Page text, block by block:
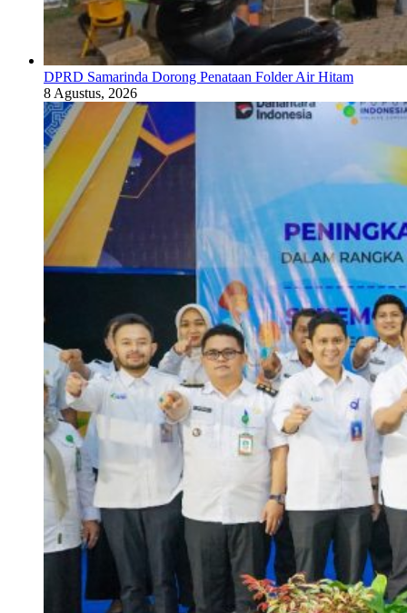
DPRD Samarinda Dorong Penataan Folder Air Hitam
8 Agustus, 2026